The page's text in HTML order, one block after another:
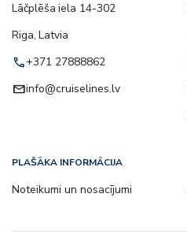
Lāčplēša iela 14-302
Riga, Latvia
call+371 27888862
emailinfo@cruiselines.lv
PLAŠĀKA INFORMĀCIJA
Noteikumi un nosacījumi